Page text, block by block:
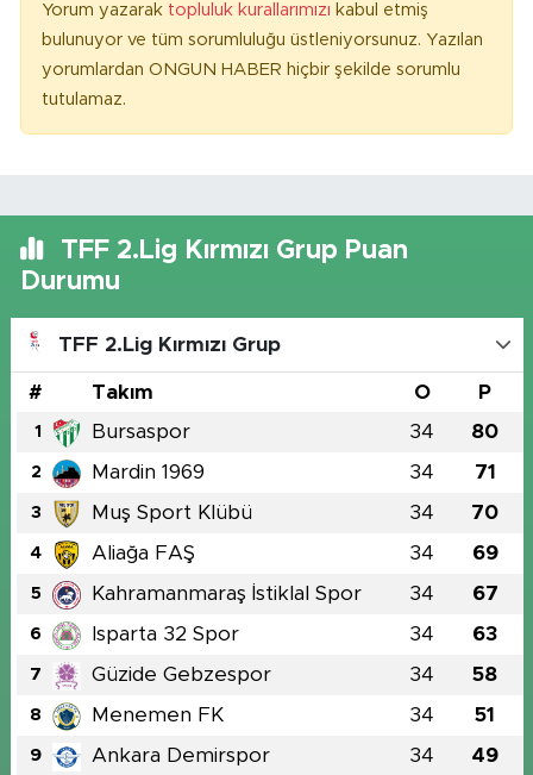
Yorum yazarak topluluk kurallarımızı kabul etmiş
bulunuyor ve tüm sorumluluğu üstleniyorsunuz. Yazılan
yorumlardan ONGUN HABER hiçbir şekilde sorumlu
tutulamaz.
TFF 2.Lig Kırmızı Grup Puan
Durumu
TFF 2.Lig Kırmızı Grup
# Takım O P
1 Bursaspor 34 80
2 Mardin 1969 34 71
3 Muş Sport Klübü 34 70
4 Aliağa FAŞ 34 69
5 Kahramanmaraş İstiklal Spor 34 67
6 Isparta 32 Spor 34 63
7 Güzide Gebzespor 34 58
8 Menemen FK 34 51
9 Ankara Demirspor 34 49